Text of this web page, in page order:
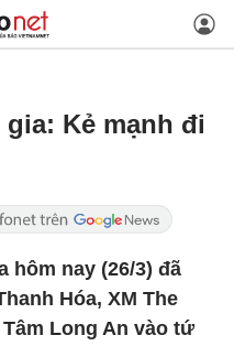
Kẻ mạnh đi
hôm nay (26/3) đã
Hóa, XM The
Long An vào tứ